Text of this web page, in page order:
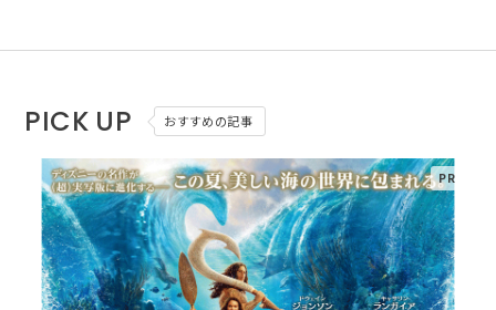
PICK UP おすすめの記事